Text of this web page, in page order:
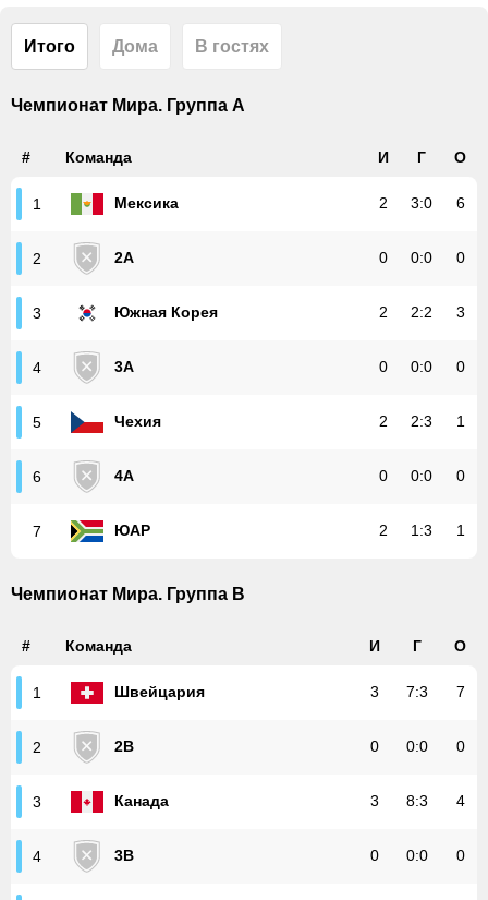
Итого Дома В гостях
Чемпионат Мира. Группа A
# Команда И Г О
1 Мексика 2 3:0 6
2 2A 0 0:0 0
3 Южная Корея 2 2:2 3
4 3A 0 0:0 0
5 Чехия 2 2:3 1
6 4A 0 0:0 0
7 ЮАР 2 1 :3 1
Чемпионат Мира. Группа В
# Команда И Г О
1 Швейцария 3 7:3 7
2 2B 0 0:0 0
3 Канада 3 8:3 4
4 3B 0 0:0 0